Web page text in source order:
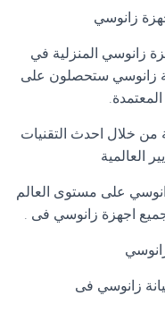
زانوسي
زانوسي المنزلية في
زانوسي ستحصلون على
.
خلال احدث التقنيات
العالمية
على مستوى العالم
اجهزة زانوسي فى .
زانوسي فى